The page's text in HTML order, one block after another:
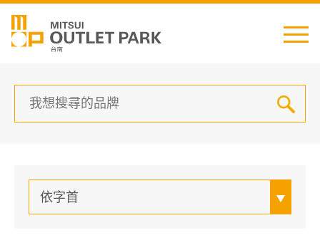
English 日本語 简中 繁中
最新消息
依字首